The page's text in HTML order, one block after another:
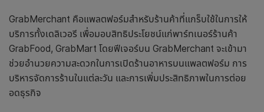
GrabMerchant คือแพลตฟอร์มสำหรับร้านค้าที่แกร็บใช้ในการให้
บริการทั้งเดลิเวอรี เพื่อมอบสิทธิประโยชน์แก่พาร์ทเนอร์ร้านค้า
GrabFood, GrabMart โดยฟีเจอร์บน GrabMerchant จะเข้ามา
ช่วยอำนวยความสะดวกในการเปิดร้านอาหารบนแพลตฟอร์ม การ
บริหารจัดการร้านในแต่ละวัน และการเพิ่มประสิทธิภาพในการต่อย
อดธุรกิจ